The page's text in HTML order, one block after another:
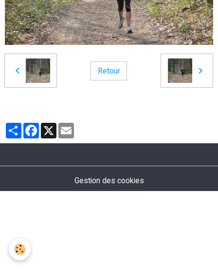
Retour
PartagerFacebook
X
Gestion des cookies